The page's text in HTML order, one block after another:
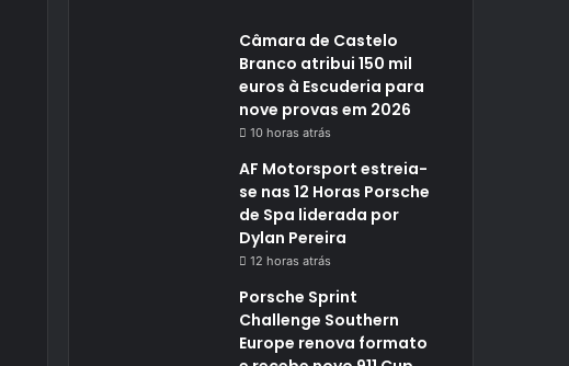
Câmara de Castelo
Branco atribui 150 mil
euros à Escuderia para
nove provas em 2026
10 horas atrás
AF Motorsport estreia-
se nas 12 Horas Porsche
de Spa liderada por
Dylan Pereira
12 horas atrás
Porsche Sprint
Challenge Southern
Europe renova formato